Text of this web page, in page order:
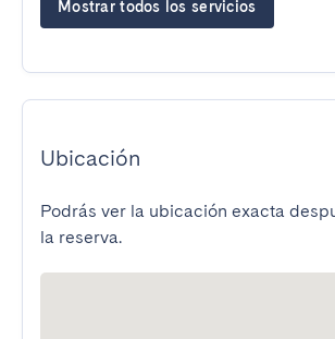
Mostrar todos los servicios
Ubicación
Podrás ver la ubicación exacta
la reserva.